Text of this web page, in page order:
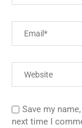
Save my
next time I